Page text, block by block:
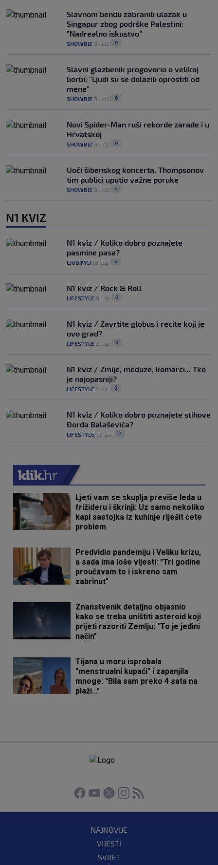
Slavnom bendu zabranili ulazak u
Singapur zbog podrške Palestini:
"Nadrealno iskustvo"
SHOWBIZ 3. kol. 0
Slavni glazbenik progovorio o velikoj
borbi: "Ljudi su se dolazili oprostiti od
mene"
SHOWBIZ 3. kol. 0
Novi Spider-Man ruši rekorde zarade i u
Hrvatskoj
SHOWBIZ 3. kol. 0
Uoči šibenskog koncerta, Thompsonov
tim publici uputio važne poruke
SHOWBIZ 3. kol. 4
N1 KVIZ
N1 kviz / Koliko dobro poznajete
pasmine pasa?
LJUBIMCI 13. lip. 0
N1 kviz / Rock & Roll
LIFESTYLE 8. lip. 0
N1 kviz / Zavrtite globus i recite koji je
ovo grad?
LIFESTYLE 2. lip. 0
N1 kviz / Zmije, meduze, komarci... Tko
je najopasniji?
LIFESTYLE 1. lip. 0
N1 kviz / Koliko dobro poznajete stihove
Đorđa Balaševića?
LIFESTYLE 18. svi. 11
Ljeti vam se skuplja previše leda u
frižideru i škrinji: Uz samo nekoliko
kapi sastojka iz kuhinje riješit ćete
problem
Predvidio pandemiju i Veliku krizu,
a sada ima loše vijesti: "Tri godine
proučavam to i iskreno sam
zabrinut"
Znanstvenik detaljno objasnio
kako se treba uništiti asteroid koji
prijeti razoriti Zemlju: "To je jedini
način"
Tijana u moru isprobala
"menstrualni kupaći" i zapanjila
mnoge: "Bila sam preko 4 sata na
plaži..."
NAJNOVIJE
VIJESTI
SVIJET